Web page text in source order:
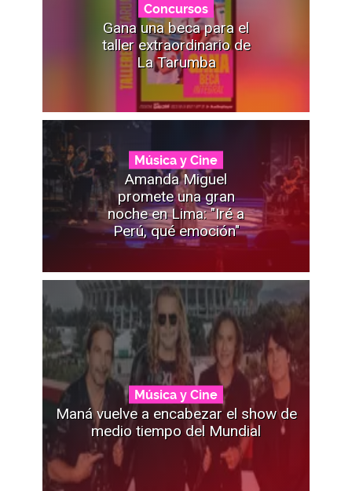
Concursos
Gana una beca para el
taller extraordinario de
La Tarumba
Música y Cine
Amanda Miguel
promete una gran
noche en Lima: "Iré a
Perú, qué emoción"
Música y Cine
Maná vuelve a encabezar el show de
medio tiempo del Mundial